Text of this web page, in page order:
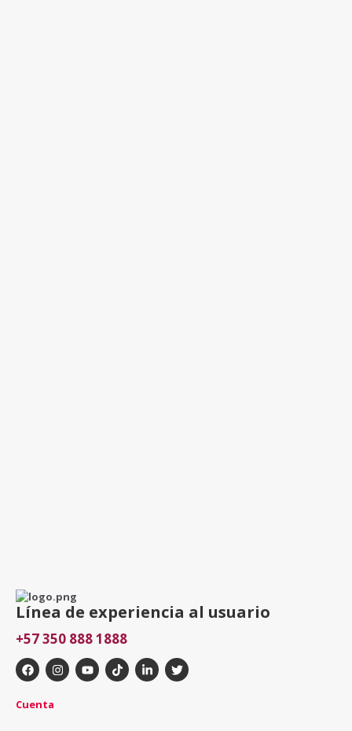
Línea de experiencia al usuario
+57 350 888 1888
Cuenta